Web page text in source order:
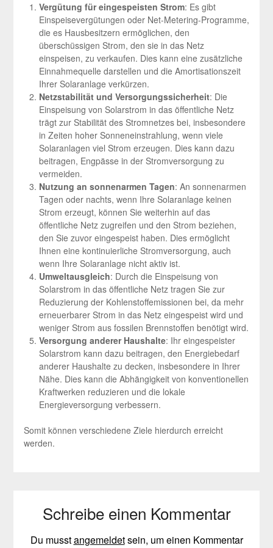
Vergütung für eingespeisten Strom: Es gibt
Einspeisevergütungen oder Net-Metering-Programme,
die es Hausbesitzern ermöglichen, den
überschüssigen Strom, den sie in das Netz
einspeisen, zu verkaufen. Dies kann eine zusätzliche
Einnahmequelle darstellen und die Amortisationszeit
Ihrer Solaranlage verkürzen.
Netzstabilität und Versorgungssicherheit: Die
Einspeisung von Solarstrom in das öffentliche Netz
trägt zur Stabilität des Stromnetzes bei, insbesondere
in Zeiten hoher Sonneneinstrahlung, wenn viele
Solaranlagen viel Strom erzeugen. Dies kann dazu
beitragen, Engpässe in der Stromversorgung zu
vermeiden.
Nutzung an sonnenarmen Tagen: An sonnenarmen
Tagen oder nachts, wenn Ihre Solaranlage keinen
Strom erzeugt, können Sie weiterhin auf das
öffentliche Netz zugreifen und den Strom beziehen,
den Sie zuvor eingespeist haben. Dies ermöglicht
Ihnen eine kontinuierliche Stromversorgung, auch
wenn Ihre Solaranlage nicht aktiv ist.
Umweltausgleich: Durch die Einspeisung von
Solarstrom in das öffentliche Netz tragen Sie zur
Reduzierung der Kohlenstoffemissionen bei, da mehr
erneuerbarer Strom in das Netz eingespeist wird und
weniger Strom aus fossilen Brennstoffen benötigt wird.
Versorgung anderer Haushalte: Ihr eingespeister
Solarstrom kann dazu beitragen, den Energiebedarf
anderer Haushalte zu decken, insbesondere in Ihrer
Nähe. Dies kann die Abhängigkeit von konventionellen
Kraftwerken reduzieren und die lokale
Energieversorgung verbessern.
Somit können verschiedene Ziele hierdurch erreicht
werden.
Schreibe einen Kommentar
Du musstangemeldetsein, um einen Kommentar